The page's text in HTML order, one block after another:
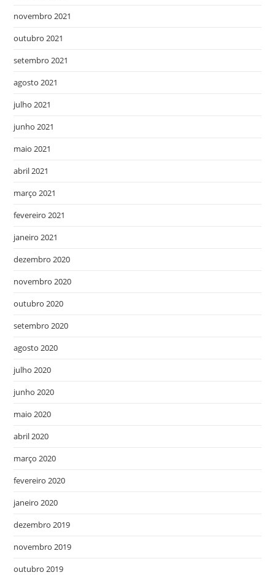
novembro 2021
outubro 2021
setembro 2021
agosto 2021
julho 2021
junho 2021
maio 2021
abril 2021
março 2021
fevereiro 2021
janeiro 2021
dezembro 2020
novembro 2020
outubro 2020
setembro 2020
agosto 2020
julho 2020
junho 2020
maio 2020
abril 2020
março 2020
fevereiro 2020
janeiro 2020
dezembro 2019
novembro 2019
outubro 2019